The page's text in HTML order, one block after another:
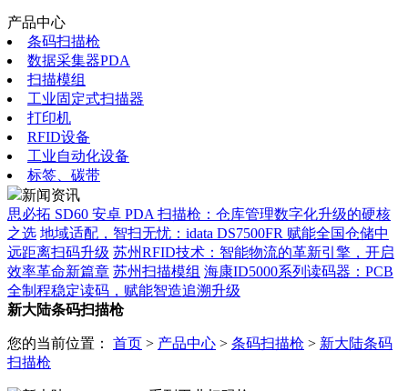
产品中心
条码扫描枪
数据采集器PDA
扫描模组
工业固定式扫描器
打印机
RFID设备
工业自动化设备
标签、碳带
新闻资讯
思必拓 SD60 安卓 PDA 扫描枪：仓库管理数字化升级的硬核
之选 地域适配，智扫无忧：idata DS7500FR 赋能全国仓储中
远距离扫码升级 苏州RFID技术：智能物流的革新引擎，开启
效率革命新篇章 苏州扫描模组 海康ID5000系列读码器：PCB
全制程稳定读码，赋能智造追溯升级
新大陆条码扫描枪
您的当前位置： 首页 > 产品中心 > 条码扫描枪 > 新大陆条码
扫描枪